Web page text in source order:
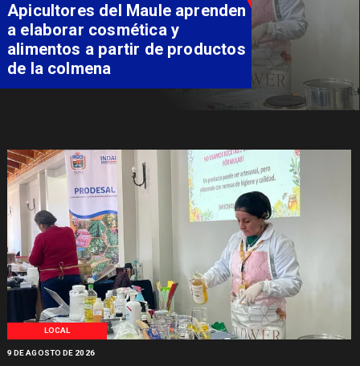
LOCAL
9 DE AGOSTO DE 2026
Álvarez-Salamanca destaca
inversión regional en el inicio
de obras de la Subcomisaría
Maule Norte